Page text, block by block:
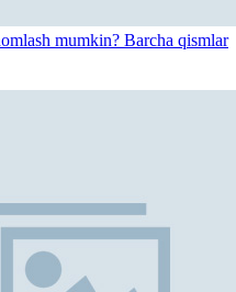
mumkin? Barcha qismlar